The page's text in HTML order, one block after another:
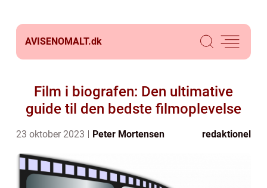
AVISENOMALT.dk
Film i biografen: Den ultimative
guide til den bedste filmoplevelse
23 oktober 2023 Peter Mortensen redaktionel